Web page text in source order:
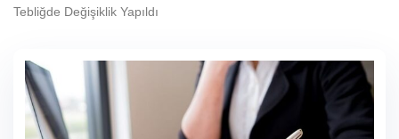
Tebliğde Değişiklik Yapıldı